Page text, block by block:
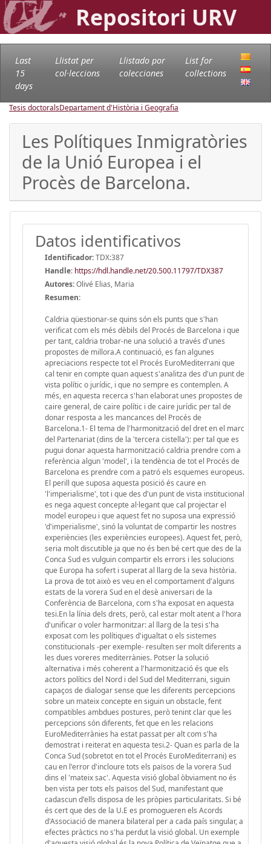
Repositori URV
Last
15
days
Llistat per
col·leccions
Llistado por
colecciones
List for
collections
Tesis doctoralsDepartament d'Història i Geografia
Les Polítiques Inmigratòries
de la Unió Europea i el
Procès de Barcelona.
Datos identificativos
Identificador:TDX:387
Handle: https://hdl.handle.net/20.500.11797/TDX387
Autores:Olivé Elias, Maria
Resumen:
Caldria qüestionar-se quins són els punts que s'han verificat com els més dèbils del Procés de Barcelona i que per tant, caldria trobar-ne una solució a través d'unes propostes de millora.A continuació, es fan algunes apreciacions respecte tot el Procés EuroMediterrani que cal tenir en compte quan aquest s'analitza des d'un punt de vista polític o jurídic, i que no sempre es contemplen. A més, en aquesta recerca s'han elaborat unes propostes de caire general, de caire polític i de caire jurídic per tal de donar resposta a les mancances del Procés de Barcelona.1- El tema de l'harmonització del dret en el marc del Partenariat (dins de la 'tercera cistella'): per tal que es pugui donar aquesta harmonització caldria prendre com a referència algun 'model', i la tendència de tot el Procés de Barcelona es prendre com a patró els esquemes europeus. El perill que suposa aquesta posició és caure en 'l'imperialisme', tot i que des d'un punt de vista institucional es nega aquest concepte al·legant que cal projectar el model europeu i que aquest fet no suposa una expressió 'd'imperialisme', sinó la voluntat de compartir les nostres experiències (les experiències europees). Aquest fet, però, seria molt discutible ja que no és ben bé cert que des de la Conca Sud es vulguin compartir els errors i les solucions que Europa ha sofert i superat al llarg de la seva història. La prova de tot això es veu en el comportament d'alguns estats de la vorera Sud en el desè aniversari de la Conferència de Barcelona, com s'ha exposat en aquesta tesi.En la línia dels drets, però, cal estar molt atent a l'hora d'unificar o voler harmonitzar: al llarg de la tesi s'ha exposat com les polítiques d'igualtat o els sistemes constitucionals -per exemple- resulten ser molt diferents a les dues voreres mediterrànies. Potser la solució alternativa i més coherent a l'harmonització és que els actors polítics del Nord i del Sud del Mediterrani, siguin capaços de dialogar sense que les diferents percepcions sobre un mateix concepte en siguin un obstacle, fent compatibles ambdues postures, però tenint clar que les percepcions són diferents, fet que en les relacions EuroMediterrànies ha estat passat per alt com s'ha demostrat i reiterat en aquesta tesi.2- Quan es parla de la Conca Sud (sobretot en tot el Procés EuroMediterrani) es cau en l'error d'incloure tots els països de la vorera Sud dins el 'mateix sac'. Aquesta visió global òbviament no és ben vista per tots els països del Sud, manifestant que cadascun d'ells disposa de les pròpies particularitats. Si bé és cert que des de la U.E es promogueren els Acords d'Associació de manera bilateral per a cada país singular, a efectes pràctics no s'ha perdut la visió global. Un exemple d'aquesta visió global és la nova Política de Veïnatge que a part d'expandir-se per l'Est d'Europa, s'ha estès per les voreres Orientals i Meridionals del Mediterrani - Marroc, Algèria, Tunísia, Líbia, Egipte, Israel, Jordània, Líban, Síria i Autoritat Palestina-, configurant-se així com un complement al Procés EuroMediterrani. En les pàgines precedents s'ha mostrat el recorregut i la influència del Procés de Barcelona, analitzant les mancances de la Conferència de Barcelona sobretot en els temes continguts en la 'tercera cistella' (col·laboració cultural, social i humana, fomentant el recolzament a les institucions democràtiques, impulsant l'estat de dret i la promoció dels drets humans). Si bé és cert que la Declaració de Barcelona de 1995 reconeixia el paper fonamental de les migracions per les relacions entre Nord i Sud, en aquesta tesi s'ha exposat com aquest punt ha quedat abandonat per les agendes internacionals, i per tant ni el Procés ha tingut l'èxit esperat, ni tampoc s'ha vist una evolució del conflicte migratori. Per tal d'establir la relació entre el fet que els conceptes de la 'tercera cistella' hagin caigut en l'oblit i el falliment constant d'un intent en la política immigratòria comuna de la UE s'ha fet un balanç del Procés -des de l'any 1995 fins el 2005- posant de relleu que la mancança de consciència per part de la Unió Europea de que els preceptes com l'estat de dret, la democràcia, els drets humans i les polítiques d'igualtat no han estat concebudes de la mateixa manera en les dues voreres Mediterrànies han pogut frenar les negociacions eficaces per establir un diàleg migratori. 3- Pel que fa a les propostes de caire general, la tesi planteja que de cara a l'any 2010 -data fixada pel Procés EuroMediterrani com una meta per establir una zona de lliure canvi entre les dues voreres mediterrànies- es pugui parlar d'un 'Barcelona+15' amb les solucions de les llacunes polítiques i jurídiques que la 'tercera cistella' ha deixat, si més no, l'aplicació pràctica dels preceptes continguts en ella. Només amb aquesta solució es podran arribar a solventar les deficiències d'un Procés EuroMediterrani que ha repercutit en el falliment de les polítiques immigratòries a nivell europeu: només des de la consciència de les diferents accepcions que es tenen d'un mateix concepte, es podrà arribar al fons de la qüestió.La manca de l'èxit esperat en el Procés de Barcelona: en aquest sentit les mancances, com s'ha posat de relleu al llarg de tota a questa tesi, han estat les fortes diferències conceptuals, encara avui existents entre ambdues voreres mediterrànies.La immigració ha deixat de ser un problema d'abast única i exclusivament nacional per passar a ocupar l'agenda internacional. Com totes les matèries de regulació supranacional, necessiten un temps d'adaptació (des que els estats cedeixen un tros de la pròpia sobirania, fins que es passen a adoptar les polítiques internacionals- en aquest cas, de la Unió Europea). Al marge del període d'adaptació, hi ha diferents errors de base: ja des de la Conferència de Barcelona s'intentava promoure la democràcia, l'estat de dret i la promoció dels drets humans com a factor que pot ajudar a frenar les onades immigratòries. Com s'ha pogut comprovar al llarg de la recerca de tota la tesi, aquestes no han minvat des que va començar el Procés de Barcelona i per tant, cal fer un triple plantejament: o no s'han emprat correctament els instruments comunitaris (amb els programes de desenvolupament) per posar fre als processos immigratoris; o la solució no recau en els projectes que fins ara s'han emprat; o el problema no és només de comunicació i cooperació entre les dues conques, sinó també en el si de la Unió Europea, on no hi ha unanimitat en adoptar polítiques en aquest sentit. De fet, molts països de la Unió Europea no estan interessats en el Procés EuroMediterrani de la mateixa manera com actors espanyols o francesos no s'han apassionat mai per les polítiques del Bàltic. Les possibles solucions que es proposen a aquest plantejament són les següents: a) cal una cooperació al desenvolupament des de qualsevol nivell operatiu. Aquest element pot fer desaparèixer les causes de fons que porten a fenòmens migratoris. Cal veure però quina és la manera més eficient. Aquesta cooperació ha de deixar de ser només a nivell de la Unió Europea, sinó que també cal una cooperació a nivell nacional (paral·lel, però no substitutiu) ja que la importància de la cooperació al desenvolupament, ha resultat històricament i segons els estudis, un instrument que ha permès modernització i per tant mobilitat social i territorial. b) És a través dels immigrants mateixos que es pot frenar la immigració: els immigrants que aprenen a la Conca Nord una manera diferent de viure, seran la societat civil de demà dels països d'origen, i per tant, és el millor mètode per la cooperació al desenvolupament. c) Potser l'entrada massiva d'immigrants (tot i les catàstrofes humanes) pot ajudar a accelerar una política immigratòria comuna ja sigui dins de la UE com pel que fa a la cooperació amb el Sud.d) Cal fer més efectiu el concepte de desenvolupament humà, ja que gràcies a Amartya Sen nasqué una idea revolucionària i per tant com instrument clau per reduir la pobresa, i amb ella la reducció dels fenòmens migratoris. L'eficiència d'aquest concepte es tradueix en l'aplicabilitat a nivell governamental on els actors polítics puguin valorar altres elements més enllà del Producte Interior Brut per calibrar les situacions dels països, i amb ells, la situació de cadascuna de les persones que viuen arreu del món. Tenint en compte el desenvolupament en les polítiques de cooperació al desenvolupament, es podrà arribar a donar aplicabilitat a un concepte que sovint cau en l'oblit. Com deia Sen, els drets politics són importants, no només per satisfer les necessitats, sinó també per a poder formular les necessitats. Aquest element, que el podem considerar com a punt clau del concepte de desenvolupament humà, ha estat i està sent el concepte que està en la corda fluixa en els països subdesenvolupats i fins i tot en els que estan en via de desenvolupament. Òbviament si no es troba un element nou o si més no, no se li dóna l'aplicabilitat que Sen volia donar al concepte -sumant-li les contribucions de Nussbaum, la qual considera fonamental tenir en compte el rol de les dones i de cadascuna de les persones-, no s'arribarà mai a un nivell de desenvolupament que pugui frenar les onades immigratòries, per exemple cap Europa. Des del Partenariat, s'hagués pogut impulsar la idea de Sen, la qual s'hagués centrat en un escenari ideal per a la seva aplicació.4- En relació a les mancances jurídiques, no s'ha donat una aproximació jurídica al Procés fet que ha provocat una llacuna en el Dret. Caldria haver establert uns mínims que haguessin permès un Diàleg més fructífer entre les dues voreres Mediterrànies, i un dels fruits principals es veuria amb els temes immigratoris. Si que és cert que és molt delicat harmonitzar el Dret de dues voreres amb cultures jurídiques tant diferents, però cal negociar per a que es duguin a terme. Paral·lelament, també és cert que amb el Procés de Barcelona, no es pretenia establir un acquis comunitari com el que es pretén e